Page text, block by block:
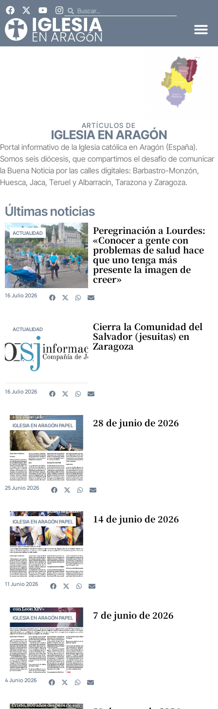
ARTÍCULOS DE
IGLESIA EN ARAGÓN
Portal informativo de la Iglesia católica en Aragón (España).
Somos seis diócesis, que compartimos el desafío de comunicar
la Buena Noticia por las calles digitales: Barbastro-Monzón,
Huesca, Jaca, Teruel y Albarracín, Tarazona y Zaragoza.
Últimas noticias
ACTUALIDAD Peregrinación a Lourdes:
«Conocer a gente con
problemas de salud hace
que uno tenga más
presente la imagen de
creer»
16 Julio 2026
ACTUALIDAD Cierra la Comunidad del
Salvador (jesuitas) en
Zaragoza
16 Julio 2026
IGLESIA EN ARAGÓN PAPEL 28 de junio de 2026
25 Junio 2026
IGLESIA EN ARAGÓN PAPEL 14 de junio de 2026
11 Junio 2026
IGLESIA EN ARAGÓN PAPEL 7 de junio de 2026
4 Junio 2026